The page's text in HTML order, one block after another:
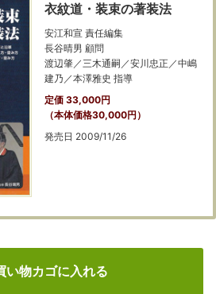
衣紋道・装束の著装法
安江和宣 責任編集
長谷晴男 顧問
渡辺肇／三木通嗣／安川忠正／中嶋
建乃／本澤雅史 指導
定価 33,000円
（本体価格30,000円）
発売日 2009/11/26
い物カゴに入れる